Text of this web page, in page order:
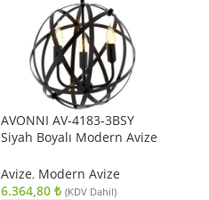
AVONNI AV-4183-3BSY
Siyah Boyalı Modern Avize
Avize, Modern Avize
6.364,80₺ (KDV Dahil)